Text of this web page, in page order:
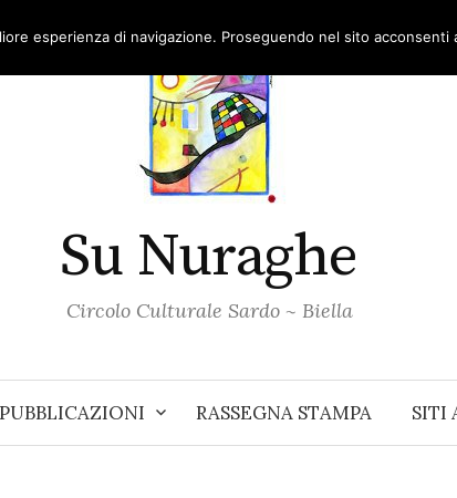
Su Nuraghe
Circolo Culturale Sardo ~ Biella
PUBBLICAZIONI RASSEGNA STAMPA SITI
esperienza di navigazione. Proseguendo nel sito acconsenti